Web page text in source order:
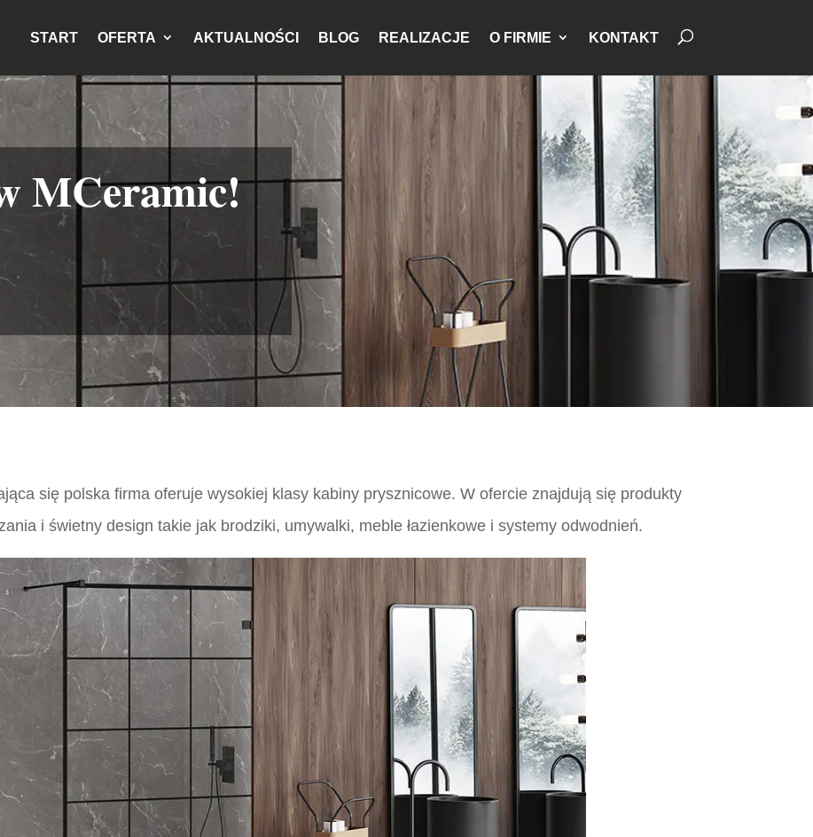
START OFERTA AKTUALNOŚCI BLOG REALIZACJE O FIRMIE KONTAKT
MCeramic!
się polska firma oferuje wysokiej klasy kabiny prysznicowe. W ofercie znajdują się produkty
i świetny design takie jak brodziki, umywalki, meble łazienkowe i systemy odwodnień.